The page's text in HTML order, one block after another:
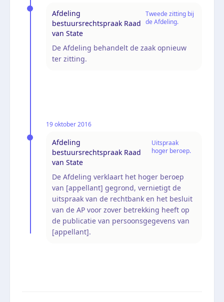
Afdeling
bestuursrechtspraak Raad
van State
Tweede zitting bij
de Afdeling.
De Afdeling behandelt de zaak opnieuw
ter zitting.
19 oktober 2016
Afdeling
bestuursrechtspraak Raad
van State
Uitspraak
hoger beroep.
De Afdeling verklaart het hoger beroep
van [appellant] gegrond, vernietigt de
uitspraak van de rechtbank en het besluit
van de AP voor zover betrekking heeft op
de publicatie van persoonsgegevens van
[appellant].